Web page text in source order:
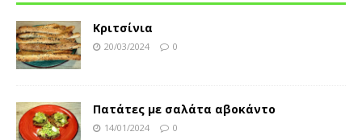
Κριτσίνια
20/03/2024 0
Πατάτες με σαλάτα αβοκάντο
14/01/2024 0